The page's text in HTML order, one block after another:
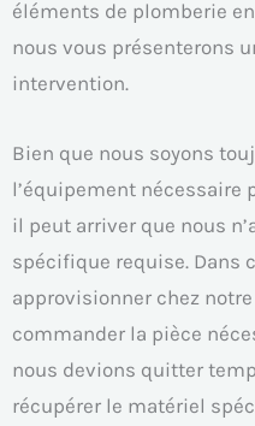
éléments de plomberie
nous vous présenterons
intervention.
Bien que nous soyons
l’équipement nécessaire
il peut arriver que nous
spécifique requise. Dans
approvisionner chez
commander la pièce
nous devions quitter
récupérer le matériel